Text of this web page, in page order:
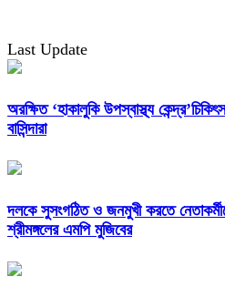
Last Update
অরক্ষিত ‘হাকালুকি উপস্বাস্থ্য
বাসিন্দারা
দলকে সুসংগঠিত ও জনমুখী করতে
শ্রীমঙ্গলের এমপি মুজিবের